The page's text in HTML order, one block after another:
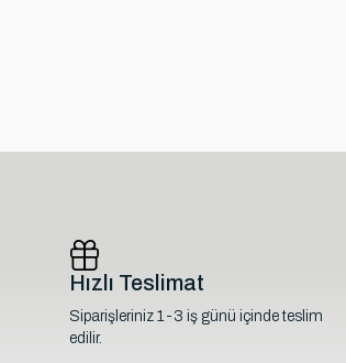
Hızlı Teslimat
Siparişleriniz 1-3 iş günü içinde teslim
edilir.